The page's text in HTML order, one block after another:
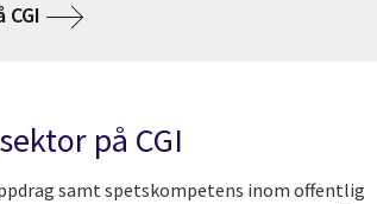
på CGI
samt spetskompetens inom offentlig